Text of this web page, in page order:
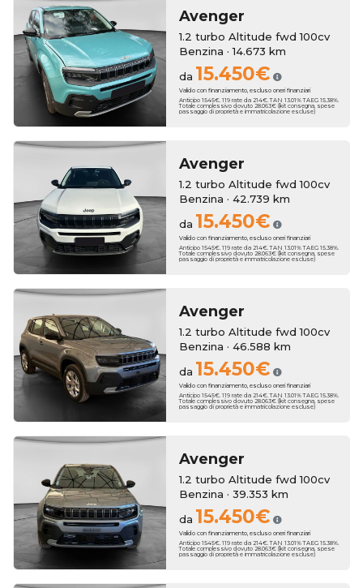
Avenger
1.2 turbo Altitude fwd 100cv
Benzina · 14.673 km
da 15.450€
Valido con finanziamento, escluso oneri finanziari
Anticipo 1545€. 119 rate da 214€. TAN 13.01% TAEG 15.38%.
Totale complessivo dovuto 28.063€ (kit consegna, spese
passaggio di proprietà e immatricolazione escluse)
Avenger
1.2 turbo Altitude fwd 100cv
Benzina · 42.739 km
da 15.450€
Valido con finanziamento, escluso oneri finanziari
Anticipo 1545€. 119 rate da 214€. TAN 13.01% TAEG 15.38%.
Totale complessivo dovuto 28.063€ (kit consegna, spese
passaggio di proprietà e immatricolazione escluse)
Avenger
1.2 turbo Altitude fwd 100cv
Benzina · 46.588 km
da 15.450€
Valido con finanziamento, escluso oneri finanziari
Anticipo 1545€. 119 rate da 214€. TAN 13.01% TAEG 15.38%.
Totale complessivo dovuto 28.063€ (kit consegna, spese
passaggio di proprietà e immatricolazione escluse)
Avenger
1.2 turbo Altitude fwd 100cv
Benzina · 39.353 km
da 15.450€
Valido con finanziamento, escluso oneri finanziari
Anticipo 1545€. 119 rate da 214€. TAN 13.01% TAEG 15.38%.
Totale complessivo dovuto 28.063€ (kit consegna, spese
passaggio di proprietà e immatricolazione escluse)